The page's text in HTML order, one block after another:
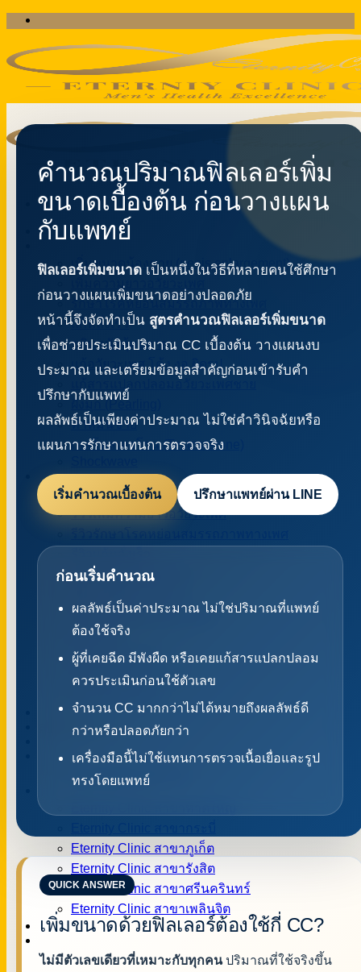
ข้าม
ยัง
หน้าแรก
เพิ่มขนาดน้องชาย (penis enlargement)
เพิ่มความยาวอวัยวะเพศ
รักษาโรคหย่อนสมรรถภาพทางเพศ
แก้หลั่งเร็ว
ขลิบหนังหุ้มปลาย
แก้อวัยวะเพศ โค้ง งอ ผิดรูป
ฝังมุก (Pearling)
ทำหมันชาย
เทสโทสเตอโรน (Testosterone)
รีวิว
รีวิวเพิ่มขนาดอวัยวะเพศ
รีวิวเพิ่มความยาวอวัยวะเพศ
รีวิวขลิบหนังหุ้มปลาย
รีวิวแก้ฉีดสารแปลกปลอม
รีวิวฝังมุก
รีวิวทำหมันชาย
รีวิวเทสโทสเตอโรน
VDO หมอเบียร์
สูตรเพิ่มขนาด
รู้จักหมอเบียร์
หมอเบียร์ตอบคำถาม
Eternity Clinic สาขาภูเก็ต
Eternity Clinic สาขารังสิต
Eternity Clinic สาขาศรีนครินทร์
Eternity Clinic สาขาเพลินจิต
บทความ
คำนวณปริมาณฟิลเลอร์เพิ่ม
ขนาดเบื้องต้น ก่อนวางแผน
กับแพทย์
ฟิลเลอร์เพิ่มขนาด เป็นหนึ่งในวิธีที่หลายคนใช้ศึกษา
ก่อนวางแผนเพิ่มขนาดอย่างปลอดภัย
หน้านี้จึงจัดทำเป็น สูตรคำนวณฟิลเลอร์เพิ่มขนาด
เพื่อช่วยประเมินปริมาณ CC เบื้องต้น วางแผนงบ
ประมาณ และเตรียมข้อมูลสำคัญก่อนเข้ารับคำ
ปรึกษากับแพทย์
ผลลัพธ์เป็นเพียงค่าประมาณ ไม่ใช่คำวินิจฉัยหรือ
แผนการรักษาแทนการตรวจจริง
เริ่มคำนวณเบื้องต้น ปรึกษาแพทย์ผ่าน LINE
ก่อนเริ่มคำนวณ
ผลลัพธ์เป็นค่าประมาณ ไม่ใช่ปริมาณที่แพทย์
ต้องใช้จริง
ผู้ที่เคยฉีด มีพังผืด หรือเคยแก้สารแปลกปลอม
ควรประเมินก่อนใช้ตัวเลข
จำนวน CC มากกว่าไม่ได้หมายถึงผลลัพธ์ดี
กว่าหรือปลอดภัยกว่า
เครื่องมือนี้ไม่ใช้แทนการตรวจเนื้อเยื่อและรูป
ทรงโดยแพทย์
QUICK ANSWER
เพิ่มขนาดด้วยฟิลเลอร์ต้องใช้กี่ CC?
ไม่มีตัวเลขเดียวที่เหมาะกับทุกคนปริมาณที่ใช้จริงขึ้น